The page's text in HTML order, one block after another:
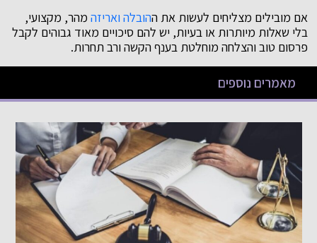
אם מובילים מצליחים לעשות את ההובלה ואריזהמהר, מקצועי,
בלי שאלות מיותרות או בעיות, יש להם סיכויים מאוד גבוהים לקבל
פרסום טוב והצלחה מוחלטת בענף הקשה ורב תחרות.
מאמרים נוספים